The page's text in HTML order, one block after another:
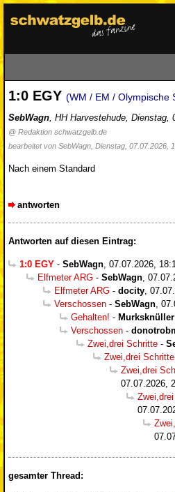
1:0 EGY (WM / EM / Olympische
SebWagn, HH Harvestehude, Dienstag,
@ Redaktion schwatzgelb.de
bearbeitet von SebWagn, Dienstag, 07.07.2026,
Nach einem Standard
antworten
Antworten auf diesen Eintrag:
1:0 EGY - SebWagn, 07.07.2026,
Elfmeter ARG - SebWagn,
Elfmeter ARG - docity,
Verschossen - SebWagn,
Gehalten! - Murksknüller
Verschossen -
Zwei,drei Schritte -
Zwei,drei Schritte
Zwei,drei
07.07.2026,
gesamter Thread: